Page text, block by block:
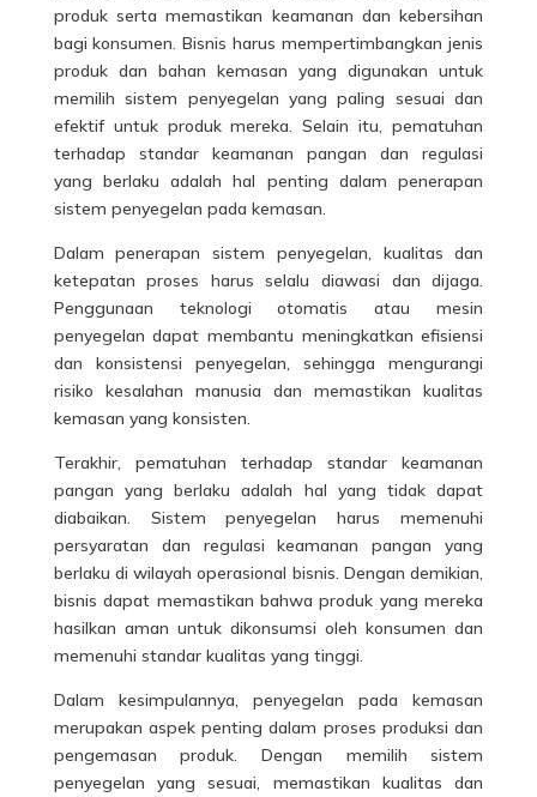
produk serta memastikan keamanan dan kebersihan
bagi konsumen. Bisnis harus mempertimbangkan jenis
produk dan bahan kemasan yang digunakan untuk
memilih sistem penyegelan yang paling sesuai dan
efektif untuk produk mereka. Selain itu, pematuhan
terhadap standar keamanan pangan dan regulasi
yang berlaku adalah hal penting dalam penerapan
sistem penyegelan pada kemasan.
Dalam penerapan sistem penyegelan, kualitas dan
ketepatan proses harus selalu diawasi dan dijaga.
Penggunaan teknologi otomatis atau mesin
penyegelan dapat membantu meningkatkan efisiensi
dan konsistensi penyegelan, sehingga mengurangi
risiko kesalahan manusia dan memastikan kualitas
kemasan yang konsisten.
Terakhir, pematuhan terhadap standar keamanan
pangan yang berlaku adalah hal yang tidak dapat
diabaikan. Sistem penyegelan harus memenuhi
persyaratan dan regulasi keamanan pangan yang
berlaku di wilayah operasional bisnis. Dengan demikian,
bisnis dapat memastikan bahwa produk yang mereka
hasilkan aman untuk dikonsumsi oleh konsumen dan
memenuhi standar kualitas yang tinggi.
Dalam kesimpulannya, penyegelan pada kemasan
merupakan aspek penting dalam proses produksi dan
pengemasan produk. Dengan memilih sistem
penyegelan yang sesuai, memastikan kualitas dan